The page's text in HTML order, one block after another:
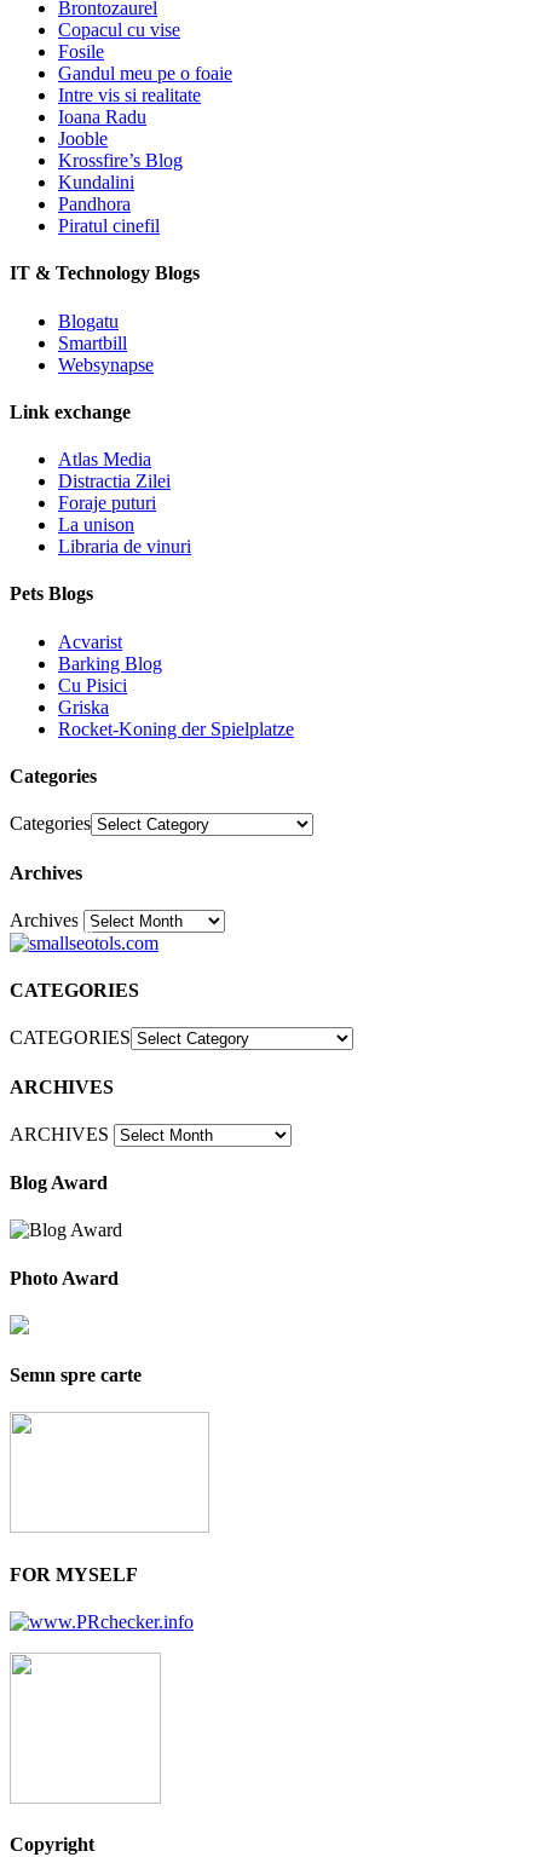
Brontozaurel
Copacul cu vise
Fosile
Gandul meu pe o foaie
Intre vis si realitate
Ioana Radu
Jooble
Krossfire’s Blog
Kundalini
Pandhora
Piratul cinefil
IT & Technology Blogs
Blogatu
Smartbill
Websynapse
Link exchange
Atlas Media
Distractia Zilei
Foraje puturi
La unison
Libraria de vinuri
Pets Blogs
Acvarist
Barking Blog
Cu Pisici
Griska
Rocket-Koning der Spielplatze
Categories
Categories
Archives
Archives30
CATEGORIES
CATEGORIES
ARCHIVES
ARCHIVES
Blog Award
Photo Award
Semn spre carte
FOR MYSELF
Copyright